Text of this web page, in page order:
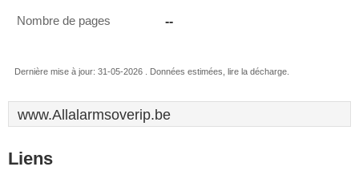
Nombre de pages --
Dernière mise à jour: 31-05-2026 . Données estimées, lire la décharge.
www.Allalarmsoverip.be
Liens